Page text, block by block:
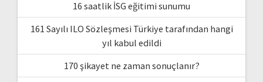
16 saatlik İSG eğitimi sunumu
161 Sayılı ILO Sözleşmesi Türkiye tarafından hangi
yıl kabul edildi
170 şikayet ne zaman sonuçlanır?